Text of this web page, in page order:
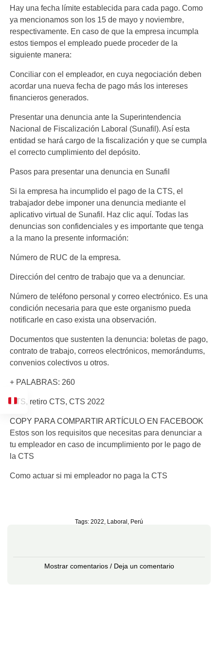
Hay una fecha límite establecida para cada pago. Como
ya mencionamos son los 15 de mayo y noviembre,
respectivamente. En caso de que la empresa incumpla
estos tiempos el empleado puede proceder de la
siguiente manera:
Conciliar con el empleador, en cuya negociación deben
acordar una nueva fecha de pago más los intereses
financieros generados.
Presentar una denuncia ante la Superintendencia
Nacional de Fiscalización Laboral (Sunafil). Así esta
entidad se hará cargo de la fiscalización y que se cumpla
el correcto cumplimiento del depósito.
Pasos para presentar una denuncia en Sunafil
Si la empresa ha incumplido el pago de la CTS, el
trabajador debe imponer una denuncia mediante el
aplicativo virtual de Sunafil. Haz clic aquí. Todas las
denuncias son confidenciales y es importante que tenga
a la mano la presente información:
Número de RUC de la empresa.
Dirección del centro de trabajo que va a denunciar.
Número de teléfono personal y correo electrónico. Es una
condición necesaria para que este organismo pueda
notificarle en caso exista una observación.
Documentos que sustenten la denuncia: boletas de pago,
contrato de trabajo, correos electrónicos, memorándums,
convenios colectivos u otros.
+ PALABRAS: 260
CTS, retiro CTS, CTS 2022
COPY PARA COMPARTIR ARTÍCULO EN FACEBOOK
Estos son los requisitos que necesitas para denunciar a
tu empleador en caso de incumplimiento por le pago de
la CTS
Como actuar si mi empleador no paga la CTS
Tags: 2022, Laboral , Perú
Mostrar comentarios / Deja un comentario